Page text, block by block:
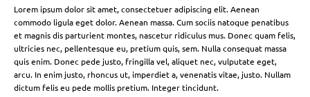
Lorem ipsum dolor sit amet, consectetuer adipiscing elit. Aenean
commodo ligula eget dolor. Aenean massa. Cum sociis natoque penatibus
et magnis dis parturient montes, nascetur ridiculus mus. Donec quam felis,
ultricies nec, pellentesque eu, pretium quis, sem. Nulla consequat massa
quis enim. Donec pede justo, fringilla vel, aliquet nec, vulputate eget,
arcu. In enim justo, rhoncus ut, imperdiet a, venenatis vitae, justo. Nullam
dictum felis eu pede mollis pretium. Integer tincidunt.